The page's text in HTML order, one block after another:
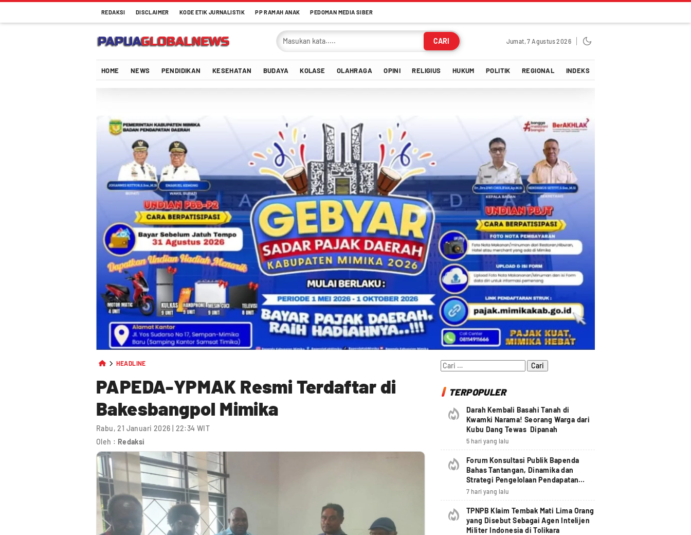
REDAKSI DISCLAIMER KODE ETIK JURNALISTIK PP RAMAH ANAK PEDOMAN MEDIA SIBER
CARI Jumat, 7 Agustus 2026
HOME NEWS PENDIDIKAN KESEHATAN BUDAYA KOLASE OLAHRAGA OPINI RELIGIUS HUKUM POLITIK REGIONAL INDEKS
HEADLINE
PAPEDA-YPMAK Resmi Terdaftar di
Bakesbangpol Mimika
Rabu, 21 Januari 2026 | 22:34 WIT
Oleh : Redaksi
Cari
untuk:
TERPOPULER
Darah Kembali Basahi Tanah di
Kwamki Narama! Seorang Warga dari
Kubu Dang Tewas Dipanah
5 hari yang lalu
Forum Konsultasi Publik Bapenda
Bahas Tantangan, Dinamika dan
Strategi Pengelolaan Pendapatan
Daerah yang Akuntabel, Pruden dan
Berdampak
7 hari yang lalu
TPNPB Klaim Tembak Mati Lima Orang
yang Disebut Sebagai Agen Intelijen
Militer Indonesia di Tolikara